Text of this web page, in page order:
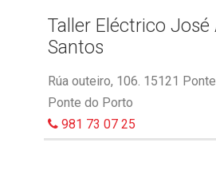
Taller Eléctrico
Santos
Rúa outeiro, 106. 15121
Ponte do Porto
981 73 07 25